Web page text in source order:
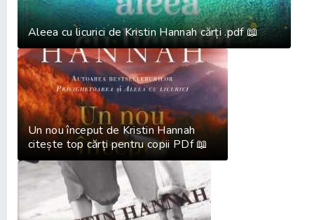
Aleea cu licurici de Kristin Hannah cărți .pdf 📖
Un nou început de Kristin Hannah
citește top cărți pentru copii PDf 📖